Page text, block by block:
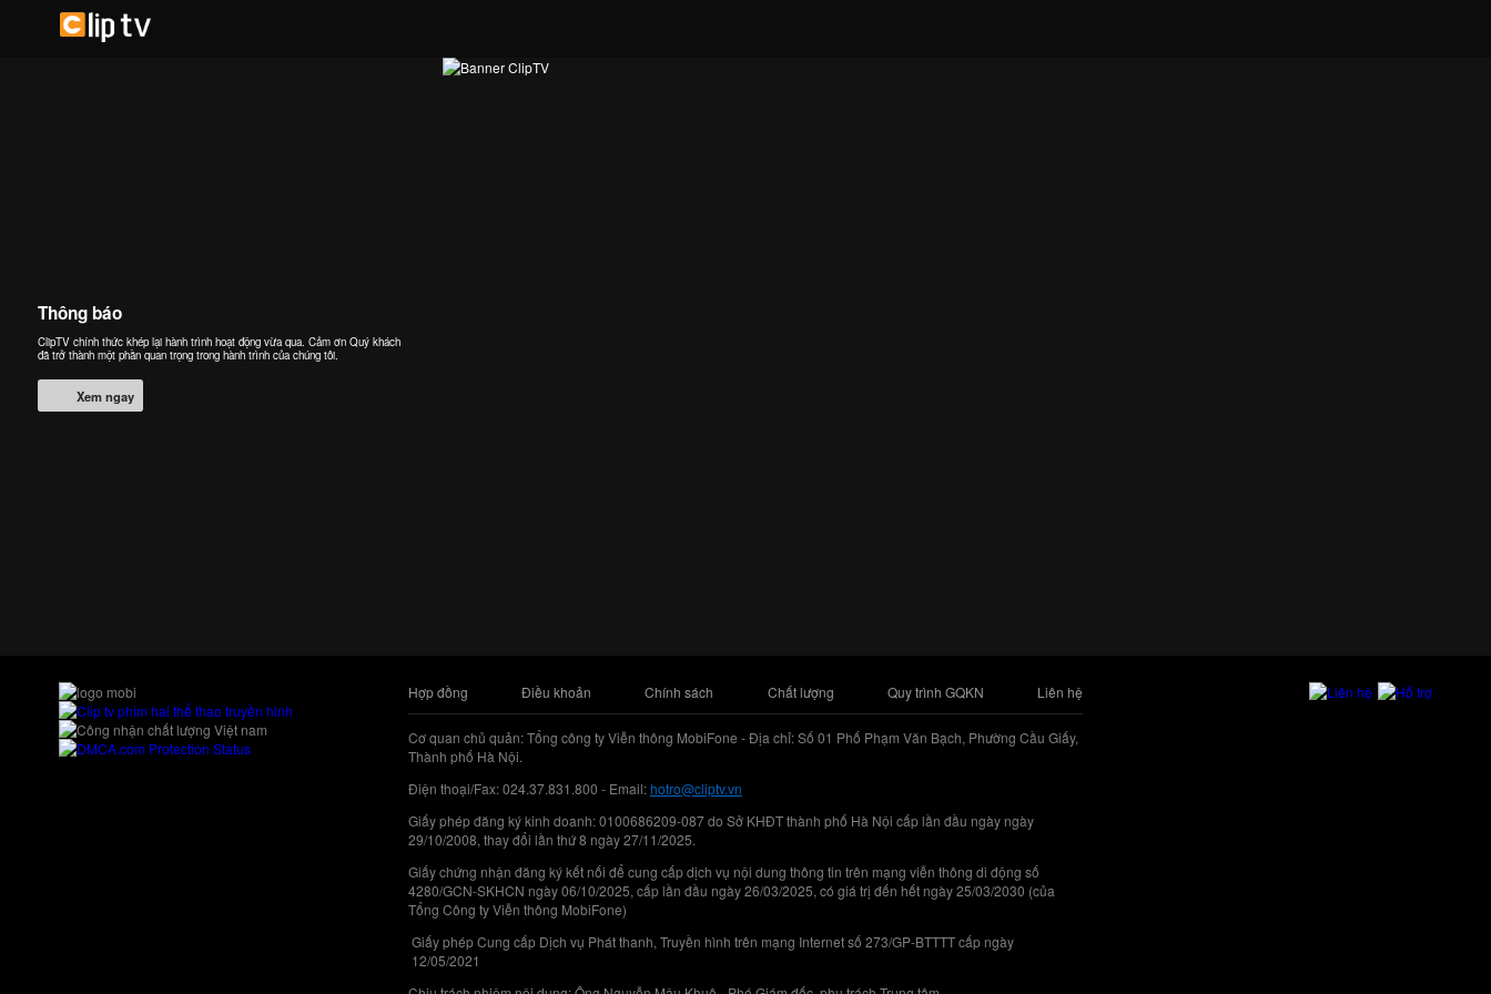
Thông báo
ClipTV chính thức khép lại hành trình hoạt động vừa qua. Cảm ơn Quý khách
đã trở thành một phần quan trọng trong hành trình của chúng tôi.
Xem ngay
Hợp đồng Điều khoản Chính sách Chất lượng Quy trình GQKN Liên hệ
Cơ quan chủ quản: Tổng công ty Viễn thông MobiFone - Địa chỉ: Số 01 Phố Phạm Văn Bạch, Phường Cầu Giấy,
Thành phố Hà Nội.
Điện thoại/Fax: 024.37.831.800 - Email:hotro@cliptv.vn
Giấy phép đăng ký kinh doanh: 0100686209-087 do Sở KHĐT thành phố Hà Nội cấp lần đầu ngày ngày
29/10/2008, thay đổi lần thứ 8 ngày 27/11/2025.
Giấy chứng nhận đăng ký kết nối để cung cấp dịch vụ nội dung thông tin trên mạng viễn thông di động số
4280/GCN-SKHCN ngày 06/10/2025, cấp lần đầu ngày 26/03/2025, có giá trị đến hết ngày 25/03/2030 (của
Tổng Công ty Viễn thông MobiFone)
Giấy phép Cung cấp Dịch vụ Phát thanh, Truyền hình trên mạng Internet số 273/GP-BTTTT cấp ngày
12/05/2021